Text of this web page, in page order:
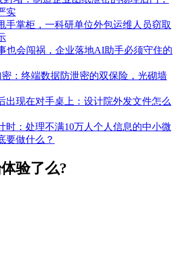
实
手掌柜，一科研单位外包运维人员窃取
也会闯祸，企业落地AI助手必须守住的
：终端数据防泄密的双保险，光砌墙
出现在对手桌上：设计院外发文件怎么
时：处理不满10万人个人信息的中小微
要做什么？
验了么?